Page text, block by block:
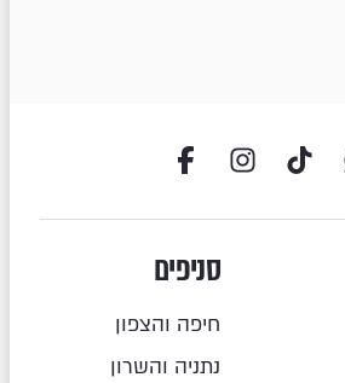
סניפים
חיפה והצפון
נתניה והשרון